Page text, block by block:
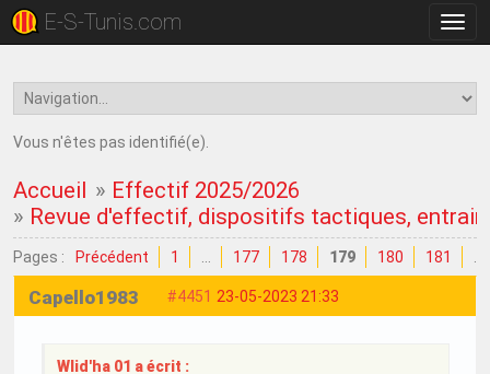
la
E-S-Tunis.com
Vous n'êtes pas identifié(e).
Accueil » Effectif 2025/2026
» Revue d'effectif, dispositifs tactiques,
Pages : Précédent 1 177 178 179 180 181
#4451 23-05-2023 21:33
Capello1983
Wlid'ha 01 a écrit :